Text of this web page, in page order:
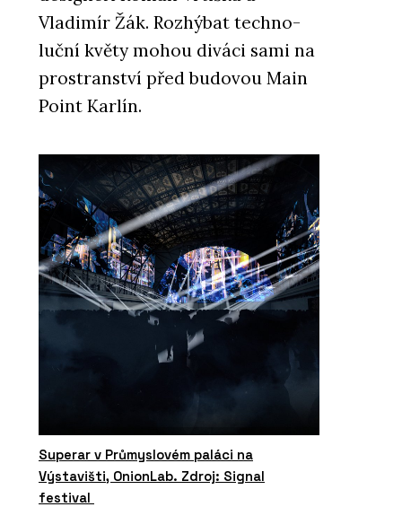
Vladimír Žák. Rozhýbat techno-
luční květy mohou diváci sami na
prostranství před budovou Main
Point Karlín.
Superar v Průmyslovém paláci na
Výstavišti, OnionLab. Zdroj: Signal
festival